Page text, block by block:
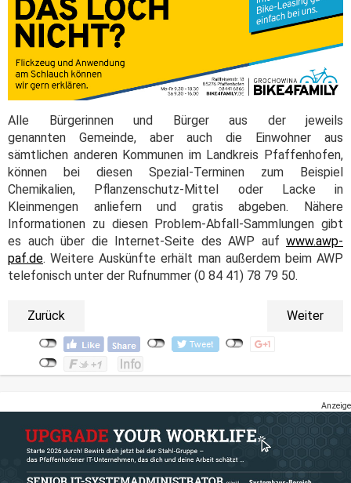
Alle Bürgerinnen und Bürger aus der jeweils
genannten Gemeinde, aber auch die Einwohner aus
sämtlichen anderen Kommunen im Landkreis Pfaffenhofen,
können bei diesen Spezial-Terminen zum Beispiel
Chemikalien, Pflanzenschutz-Mittel oder Lacke in
Kleinmengen anliefern und gratis abgeben. Nähere
Informationen zu diesen Problem-Abfall-Sammlungen gibt
es auch über die Internet-Seite des AWP auf www.awp-
paf.de. Weitere Auskünfte erhält man außerdem beim AWP
telefonisch unter der Rufnummer (0 84 41) 78 79 50.
Zurück Weiter
Anzeige